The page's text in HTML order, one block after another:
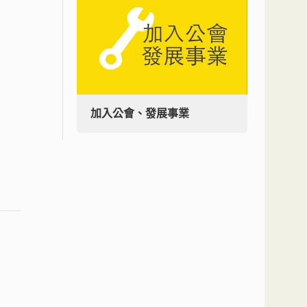
加入公會、發展事業